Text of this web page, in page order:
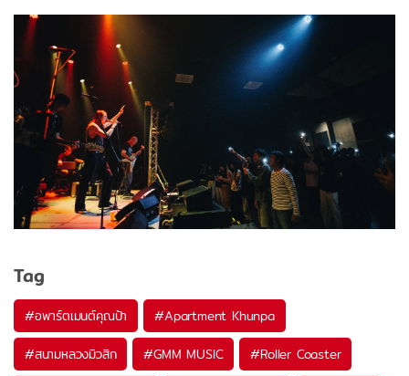
Tag
#อพาร์ตเมนต์คุณป้า #Apartment Khunpa
#สนามหลวงมิวสิก #GMM MUSIC #Roller Coaster